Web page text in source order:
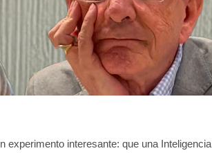
experimento interesante: que una Inteligencia